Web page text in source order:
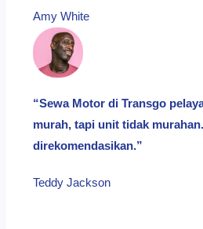
Amy White​
“Sewa Motor di Transgo
murah, tapi unit tidak
direkomendasikan.”
Teddy Jackson​